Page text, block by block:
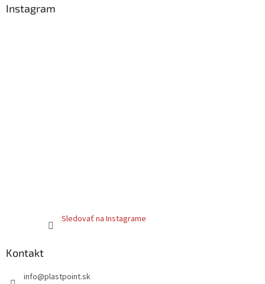
Instagram
Sledovať na Instagrame
Kontakt
info@plastpoint.sk